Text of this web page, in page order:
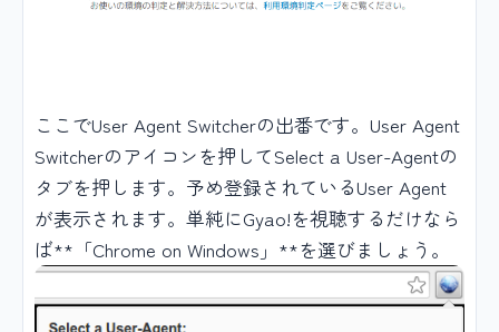
ここでUser Agent Switcherの出番です。User Agent
Switcherのアイコンを押してSelect a User-Agentの
タブを押します。予め登録されているUser Agent
が表示されます。単純にGyao!を視聴するだけなら
ば**「Chrome on Windows」**を選びましょう。